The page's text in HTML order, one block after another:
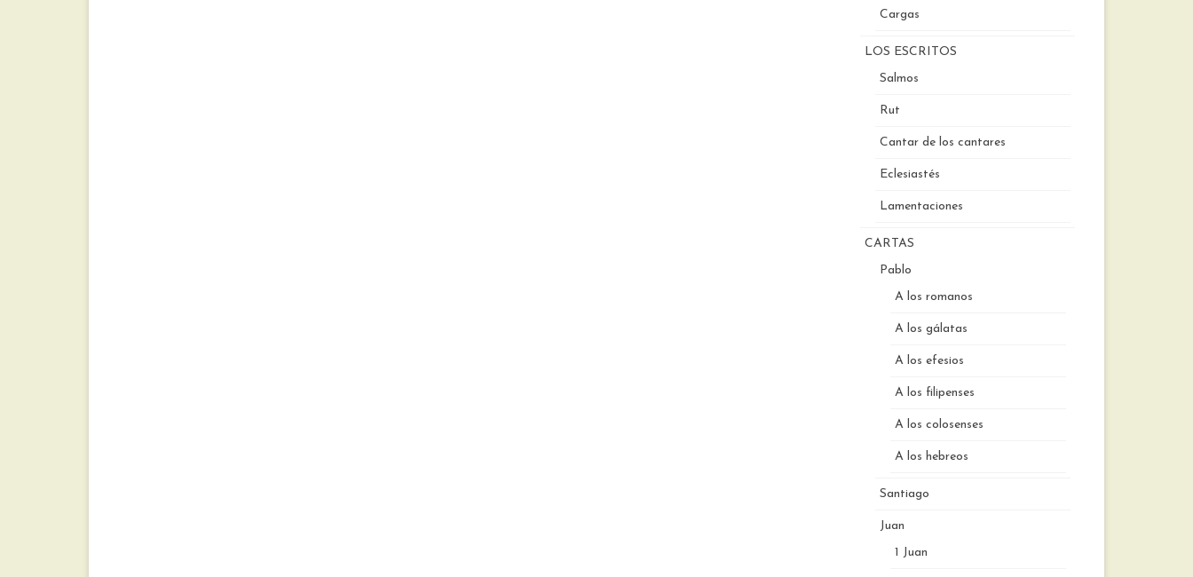
Cargas
LOS ESCRITOS
Salmos
Rut
Cantar de los cantares
Eclesiastés
Lamentaciones
CARTAS
Pablo
A los romanos
A los gálatas
A los efesios
A los filipenses
A los colosenses
A los hebreos
Santiago
Juan
1 Juan